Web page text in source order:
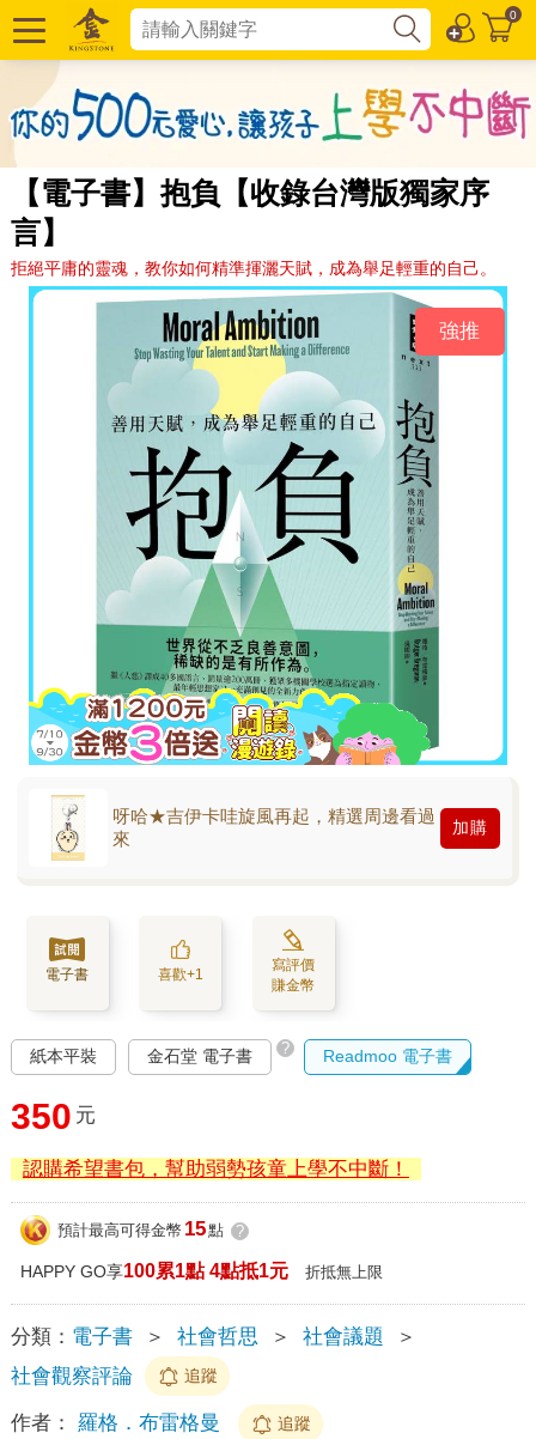
0
【電子書】抱負【收錄台灣版獨家序
言】
拒絕平庸的靈魂，教你如何精準揮灑天賦，成為舉足輕重的自己。
強推
呀哈★吉伊卡哇旋風再起，精選周邊看過
來
加購
電子書 喜歡+1
寫評價
賺金幣
紙本平裝 金石堂 電子書 ? Readmoo 電子書
350 元
認購希望書包，幫助弱勢孩童上學不中斷！
預計最高可得金幣 15點 ?
HAPPY GO享100累1點 4點抵1元 折抵無上限
分類： 電子書 ＞ 社會哲思 ＞ 社會議題
＞
社會觀察評論
追蹤
作者： 羅格．布雷格曼 追蹤